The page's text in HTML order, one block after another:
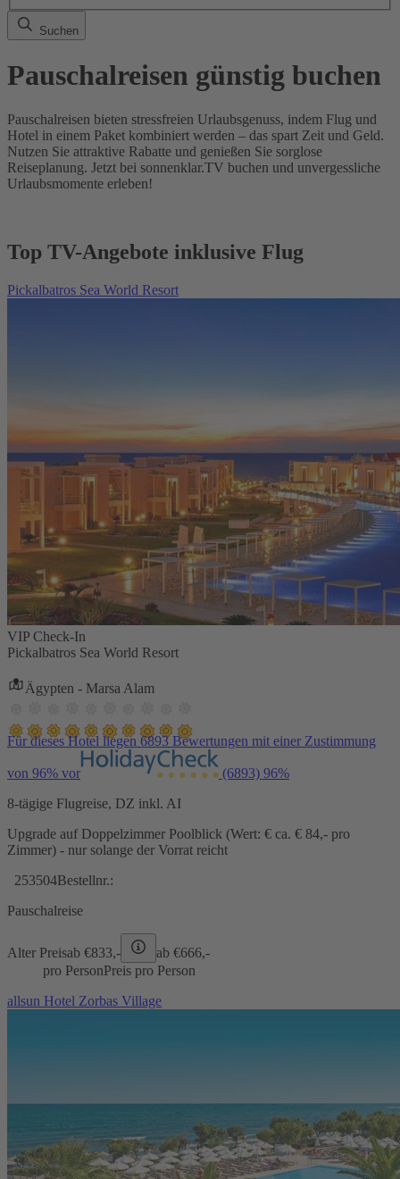
Suchen
Pauschalreisen günstig buchen
Pauschalreisen bieten stressfreien Urlaubsgenuss, indem Flug und
Hotel in einem Paket kombiniert werden – das spart Zeit und Geld.
Nutzen Sie attraktive Rabatte und genießen Sie sorglose
Reiseplanung. Jetzt bei sonnenklar.TV buchen und unvergessliche
Urlaubsmomente erleben!
Top TV-Angebote inklusive Flug
Pickalbatros Sea World Resort
VIP Check-In
Pickalbatros Sea World Resort
Ägypten - Marsa Alam
Für dieses Hotel liegen 6893 Bewertungen mit einer Zustimmung
von 96% vor (6893) 96%
8-tägige Flugreise, DZ inkl. AI
Upgrade auf Doppelzimmer Poolblick (Wert: € ca. € 84,- pro
Zimmer) - nur solange der Vorrat reicht
253504Bestellnr.:
Pauschalreise
Alter Preisab €833,- ab €666,-
pro PersonPreis pro Person
allsun Hotel Zorbas Village